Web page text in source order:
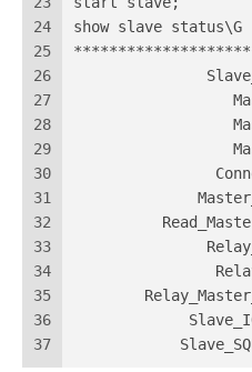
24
25
26
27
28
29
30
31
32
33
34
35
36
37
show slave status\G